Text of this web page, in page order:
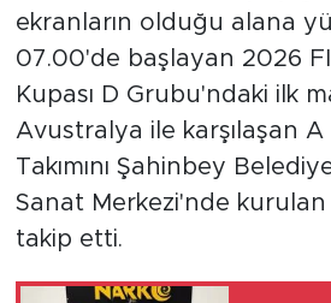
ekranların olduğu alana
07.00'de başlayan 2026
Kupası D Grubu'ndaki ilk
Avustralya ile karşılaşan A
Takımını Şahinbey
Sanat Merkezi'nde
takip etti.